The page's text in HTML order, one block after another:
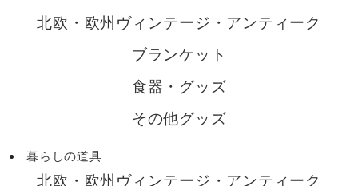
北欧・欧州ヴィンテージ・アンティーク
ブランケット
食器・グッズ
その他グッズ
暮らしの道具
北欧・欧州ヴィンテージ・アンティーク